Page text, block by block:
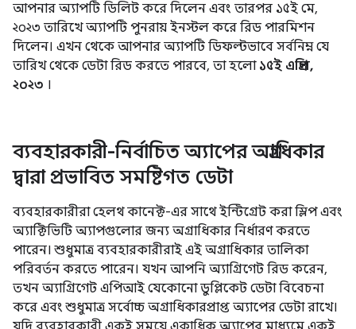
আপনার অ্যাপটি ডিলিট করে দিলেন এবং তারপর ১৫ই মে,
২০২৩ তারিখে অ্যাপটি পুনরায় ইনস্টল করে রিড পারমিশন
দিলেন। এখন থেকে আপনার অ্যাপটি ডিফল্টভাবে সর্বনিম্ন যে
তারিখ থেকে ডেটা রিড করতে পারবে, তা হলো ১৫ই এপ্রিল,
২০২৩ ।
ব্যবহারকারী-নির্বাচিত অ্যাপের অগ্রাধিকার
দ্বারা প্রভাবিত সমষ্টিগত ডেটা
ব্যবহারকারীরা হেলথ কানেক্ট-এর সাথে ইন্টিগ্রেট করা স্লিপ এবং
অ্যাক্টিভিটি অ্যাপগুলোর জন্য অগ্রাধিকার নির্ধারণ করতে
পারেন। শুধুমাত্র ব্যবহারকারীরাই এই অগ্রাধিকার তালিকা
পরিবর্তন করতে পারেন। যখন আপনি অ্যাগ্রিগেট রিড করেন,
তখন অ্যাগ্রিগেট এপিআই যেকোনো ডুপ্লিকেট ডেটা বিবেচনা
করে এবং শুধুমাত্র সর্বোচ্চ অগ্রাধিকারপ্রাপ্ত অ্যাপের ডেটা রাখে।